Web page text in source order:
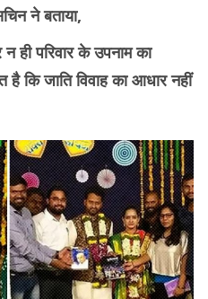
ने बताया,
ही परिवार के उपनाम का
कि जाति विवाह का आधार नहीं